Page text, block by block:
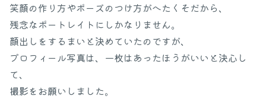
笑顔の作り方やポーズのつけ方がへたくそだから、
残念なポートレイトにしかなりません。
顔出しをするまいと決めていたのですが、
プロフィール写真は、一枚はあったほうがいいと決心し
て、
撮影をお願いしました。